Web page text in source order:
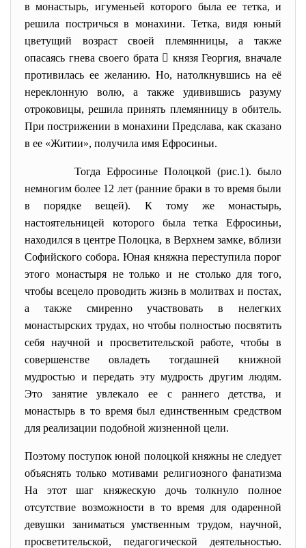
в монастырь, игуменьей которого была ее тетка, и
решила постричься в монахини. Тетка, видя юный
цветущий возраст своей племянницы, а также
опасаясь гнева своего брата  князя Георгия, вначале
противилась ее желанию. Но, натолкнувшись на её
нереклонную волю, а также удивившись разуму
отроковицы, решила принять племянницу в обитель.
При пострижении в монахини Предслава, как сказано
в ее «Житии», получила имя Ефросиньи.
Тогда Ефросинье Полоцкой (рис.1). было
немногим более 12 лет (ранние браки в то время были
в порядке вещей). К тому же монастырь,
настоятельницей которого была тетка Ефросиньи,
находился в центре Полоцка, в Верхнем замке, вблизи
Софийского собора. Юная княжна переступила порог
этого монастыря не только и не столько для того,
чтобы всецело проводить жизнь в молитвах и постах,
а также смиренно участвовать в нелегких
монастырских трудах, но чтобы полностью посвятить
себя научной и просветительской работе, чтобы в
совершенстве овладеть тогдашней книжной
мудростью и передать эту мудрость другим людям.
Это занятие увлекало ее с раннего детства, и
монастырь в то время был единственным средством
для реализации подобной жизненной цели.
Поэтому поступок юной полоцкой княжны не следует
объяснять только мотивами религиозного фанатизма
На этот шаг княжескую дочь толкнуло полное
отсутствие возможности в то время для одаренной
девушки заниматься умственным трудом, научной,
просветительской, педагогической деятельностью.